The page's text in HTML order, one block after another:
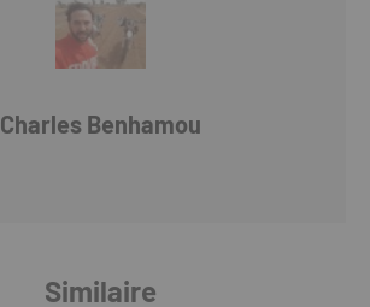
Charles Benhamou
Similaire